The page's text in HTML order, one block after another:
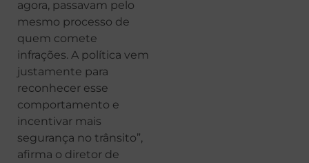
agora, passavam pelo
mesmo processo de
quem comete
infrações. A política vem
justamente para
reconhecer esse
comportamento e
incentivar mais
segurança no trânsito”,
afirma o diretor de